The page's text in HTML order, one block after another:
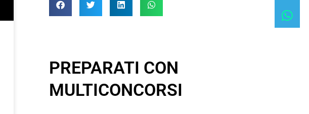
PREPARATI CON
MULTICONCORSI